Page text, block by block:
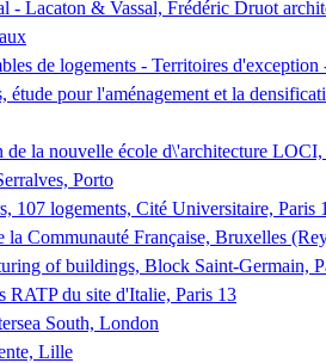
- Lacaton & Vassal, Frédéric Druot
de logements - Territoires
étude pour l'aménagement et la
de la nouvelle école d\'architecture
Porto
107 logements, Cité Universitaire, Paris
Communauté Française, Bruxelles
of buildings, Block Saint-Germain,
RATP du site d'Italie, Paris 13
South, London
Lille